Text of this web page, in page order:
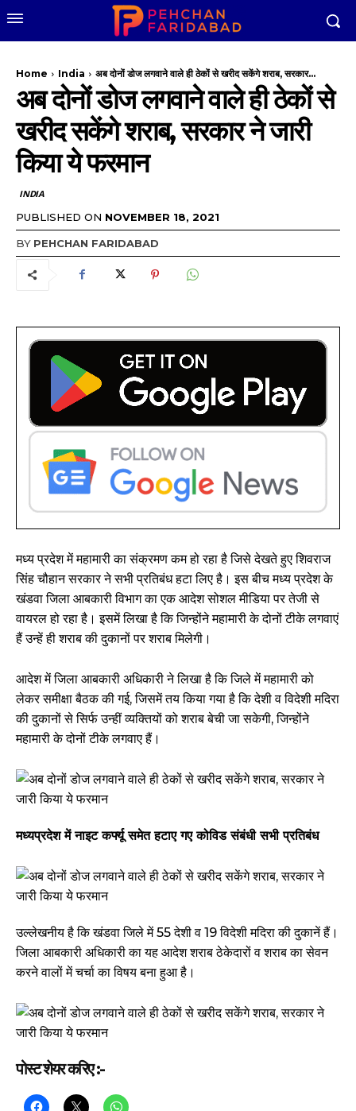
Home India अब दोनों डोज लगवाने वाले ही ठेकों से खरीद सकेंगे शराब, सरकार...
अब दोनों डोज लगवाने वाले ही ठेकों से
खरीद सकेंगे शराब, सरकार ने जारी
किया ये फरमान
INDIA
PUBLISHED ON NOVEMBER 18, 2021
BY PEHCHAN FARIDABAD
मध्य प्रदेश में महामारी का संक्रमण कम हो रहा है जिसे देखते हुए शिवराज
सिंह चौहान सरकार ने सभी प्रतिबंध हटा लिए है। इस बीच मध्य प्रदेश के
खंडवा जिला आबकारी विभाग का एक आदेश सोशल मीडिया पर तेजी से
वायरल हो रहा है। इसमें लिखा है कि जिन्होंने महामारी के दोनों टीके लगवाएं
हैं उन्हें ही शराब की दुकानों पर शराब मिलेगी।
आदेश में जिला आबकारी अधिकारी ने लिखा है कि जिले में महामारी को
लेकर समीक्षा बैठक की गई, जिसमें तय किया गया है कि देशी व विदेशी मदिरा
की दुकानों से सिर्फ उन्हीं व्यक्तियों को शराब बेची जा सकेगी, जिन्होंने
महामारी के दोनों टीके लगवाए हैं।
मध्‍यप्रदेश में नाइट कर्फ्यू समेत हटाए गए कोविड संबंधी सभी प्रतिबंध
उल्लेखनीय है कि खंडवा जिले में 55 देशी व 19 विदेशी मदिरा की दुकानें हैं।
जिला आबकारी अधिकारी का यह आदेश शराब ठेकेदारों व शराब का सेवन
करने वालों में चर्चा का विषय बना हुआ है।
पोस्ट शेयर करिए :-